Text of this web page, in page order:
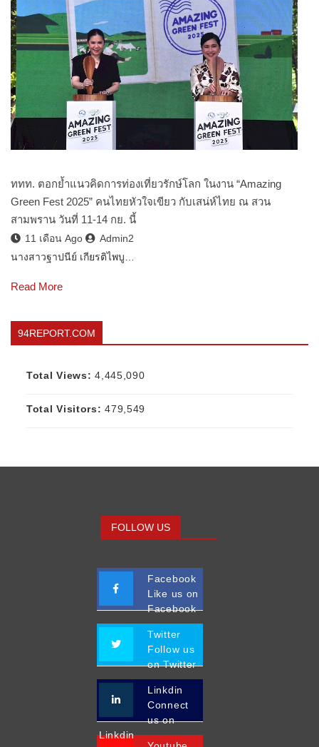
ททท. ตอกย้ำแนวคิดการท่องเที่ยวรักษ์โลก ในงาน “Amazing
Green Fest 2025” คนไทยหัวใจเขียว กับเสน่ห์ไทย ณ สวน
สามพราน วันที่ 11-14 กย. นี้
11 เดือน Ago
Admin2
นางสาวฐาปนีย์ เกียรติไพบู…
Read More
94REPORT.COM
Total Views:4,445,090
Total Visitors:479,549
FOLLOW US
Facebook
Like us on
Facebook
Twitter
Follow us
on Twitter
Linkdin
Connect
us on
Linkdin